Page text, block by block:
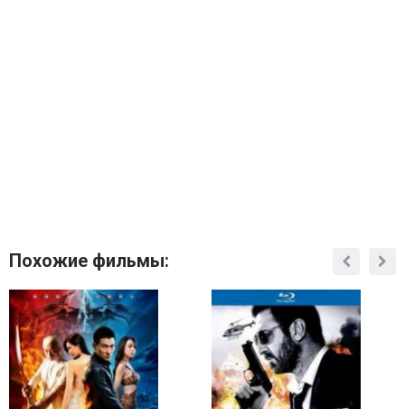
Похожие фильмы: